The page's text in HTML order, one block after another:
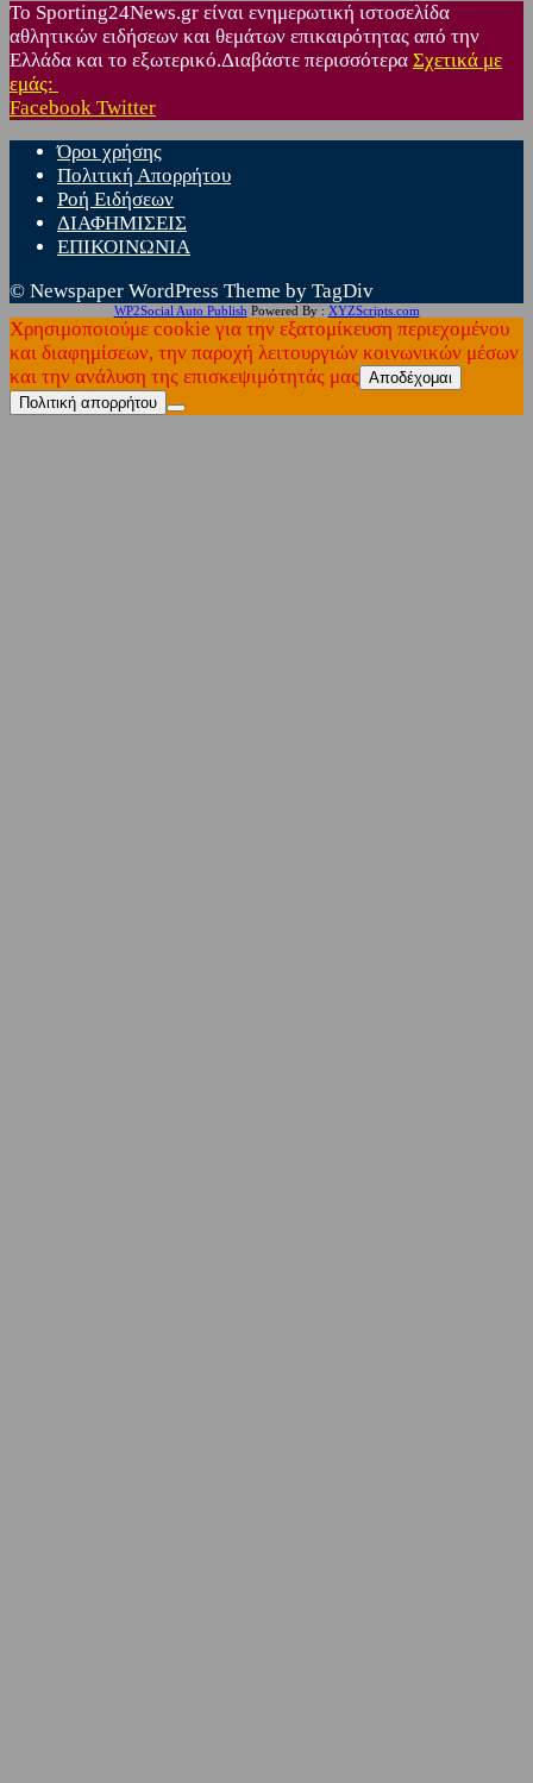
Το Sporting24News.gr είναι ενημερωτική ιστοσελίδα
αθλητικών ειδήσεων και θεμάτων επικαιρότητας από την
Ελλάδα και το εξωτερικό.Διαβάστε περισσότερα Σχετικά με
εμάς:
Facebook Twitter
Όροι χρήσης
Πολιτική Απορρήτου
Ροή Ειδήσεων
ΔΙΑΦΗΜΙΣΕΙΣ
ΕΠΙΚΟΙΝΩΝΙΑ
© Newspaper WordPress Theme by TagDiv
WP2Social Auto Publish Powered By : XYZScripts.com
Χρησιμοποιούμε cookie για την εξατομίκευση περιεχομένου
και διαφημίσεων, την παροχή λειτουργιών κοινωνικών μέσων
και την ανάλυση της επισκεψιμότητάς μας Αποδέχομαι
Πολιτική απορρήτου